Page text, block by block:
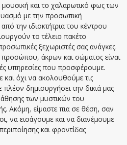
και το χαλαρωτικό φως των
με την προσωπική
την ιδιοκτήτρια του κέντρου
το τέλειο πακέτο
ξεχωριστές σας ανάγκες.
άκρων και σώματος είναι
υπηρεσίες που προσφέρουμε.
όχι να ακολουθούμε τις
δημιουργήσει την δικιά μας
των μυστικών του
Ακόμη, είμαστε πια σε θέση, σαν
να εισάγουμε και να διανέμουμε
και φροντίδας